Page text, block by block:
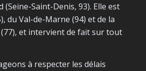
(Seine-Saint-Denis, 93). Elle est
du Val-de-Marne (94) et de la
et intervient de fait sur tout
à respecter les délais